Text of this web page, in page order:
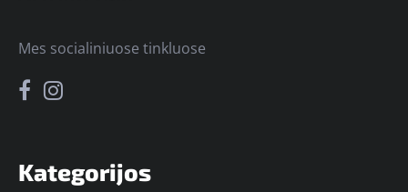
Kategorijos
Mes socialiniuose tinkluose